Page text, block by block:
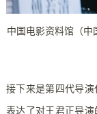
中国电影资料馆（
接下来是第四代导
表达了对王君正导